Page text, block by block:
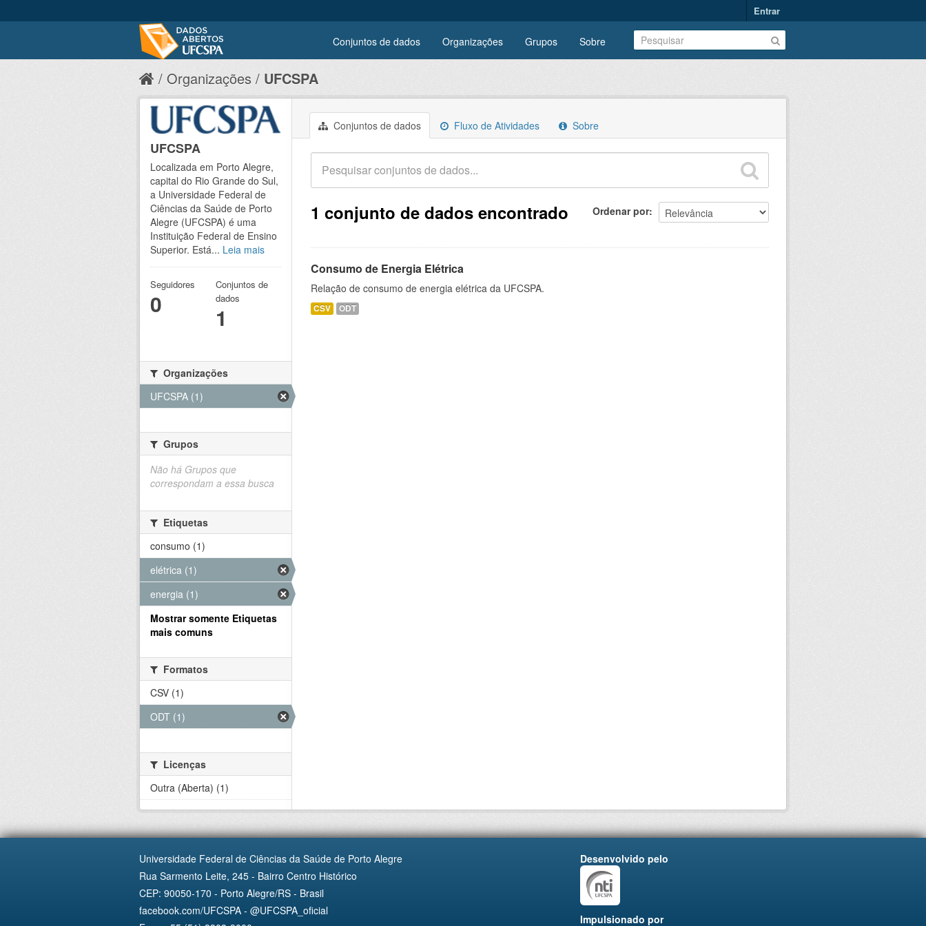
Entrar
Conjuntos de dados Organizações Grupos Sobre
Organizações UFCSPA
Conjuntos de dados Fluxo de Atividades Sobre
Ordenar por
1 conjunto de dados encontrado
Consumo de Energia Elétrica
Relação de consumo de energia elétrica da UFCSPA.
CSV ODT
UFCSPA
Localizada em Porto Alegre,
capital do Rio Grande do Sul,
a Universidade Federal de
Ciências da Saúde de Porto
Alegre (UFCSPA) é uma
Instituição Federal de Ensino
Superior. Está... Leia mais
Seguidores
0
Conjuntos de
dados
1
Organizações
UFCSPA (1)
Grupos
Não há Grupos que
correspondam a essa busca
Etiquetas
consumo (1)
elétrica (1)
energia (1)
Mostrar somente Etiquetas
mais comuns
Formatos
CSV (1)
ODT (1)
Licenças
Outra (Aberta) (1)
Universidade Federal de Ciências da Saúde de Porto Alegre
Rua Sarmento Leite, 245 - Bairro Centro Histórico
CEP: 90050-170 - Porto Alegre/RS - Brasil
facebook.com/UFCSPA - @UFCSPA_oficial
Desenvolvido pelo
Impulsionado por